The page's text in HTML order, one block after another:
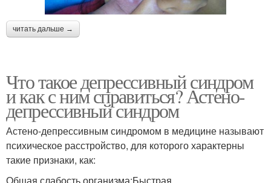
читать дальше →
Что такое депрессивный синдром
и как с ним справиться? Астено-
депрессивный синдром
Астено-депрессивным синдромом в медицине называют
психическое расстройство, для которого характерны
такие признаки, как:
Общая слабость организма;Быстрая